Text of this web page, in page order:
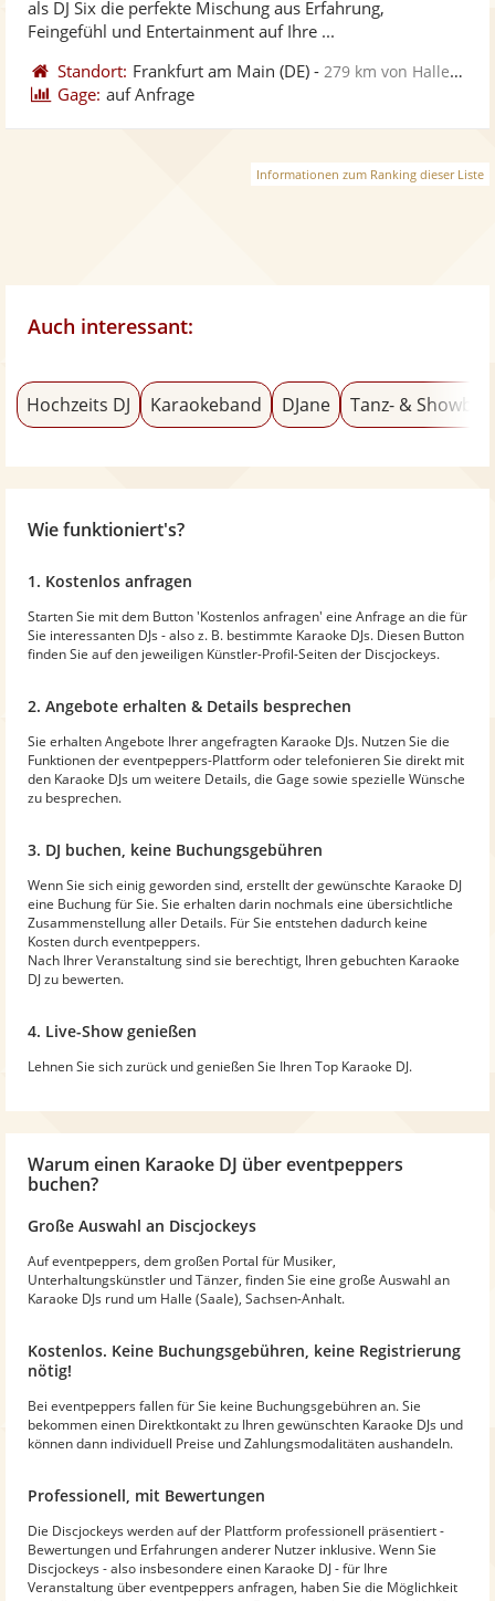
als DJ Six die perfekte Mischung aus Erfahrung,
Feingefühl und Entertainment auf Ihre ...
Standort: Frankfurt am Main (DE) - 279 km von Halle Saale
Gage: auf Anfrage
Informationen zum Ranking dieser Liste
Auch interessant:
Hochzeits DJ Karaokeband DJane Tanz- &
Wie funktioniert's?
1. Kostenlos anfragen
Starten Sie mit dem Button 'Kostenlos anfragen' eine Anfrage an die für
Sie interessanten DJs - also z. B. bestimmte Karaoke DJs. Diesen Button
finden Sie auf den jeweiligen Künstler-Profil-Seiten der Discjockeys.
2. Angebote erhalten & Details besprechen
Sie erhalten Angebote Ihrer angefragten Karaoke DJs. Nutzen Sie die
Funktionen der eventpeppers-Plattform oder telefonieren Sie direkt mit
den Karaoke DJs um weitere Details, die Gage sowie spezielle Wünsche
zu besprechen.
3. DJ buchen, keine Buchungsgebühren
Wenn Sie sich einig geworden sind, erstellt der gewünschte Karaoke DJ
eine Buchung für Sie. Sie erhalten darin nochmals eine übersichtliche
Zusammenstellung aller Details. Für Sie entstehen dadurch keine
Kosten durch eventpeppers.
Nach Ihrer Veranstaltung sind sie berechtigt, Ihren gebuchten Karaoke
DJ zu bewerten.
4. Live-Show genießen
Lehnen Sie sich zurück und genießen Sie Ihren Top Karaoke DJ.
Warum einen Karaoke DJ über eventpeppers
buchen?
Große Auswahl an Discjockeys
Auf eventpeppers, dem großen Portal für Musiker,
Unterhaltungskünstler und Tänzer, finden Sie eine große Auswahl an
Karaoke DJs rund um Halle (Saale), Sachsen-Anhalt.
Kostenlos. Keine Buchungsgebühren, keine Registrierung
nötig!
Bei eventpeppers fallen für Sie keine Buchungsgebühren an. Sie
bekommen einen Direktkontakt zu Ihren gewünschten Karaoke DJs und
können dann individuell Preise und Zahlungsmodalitäten aushandeln.
Professionell, mit Bewertungen
Die Discjockeys werden auf der Plattform professionell präsentiert -
Bewertungen und Erfahrungen anderer Nutzer inklusive. Wenn Sie
Discjockeys - also insbesondere einen Karaoke DJ - für Ihre
Veranstaltung über eventpeppers anfragen, haben Sie die Möglichkeit